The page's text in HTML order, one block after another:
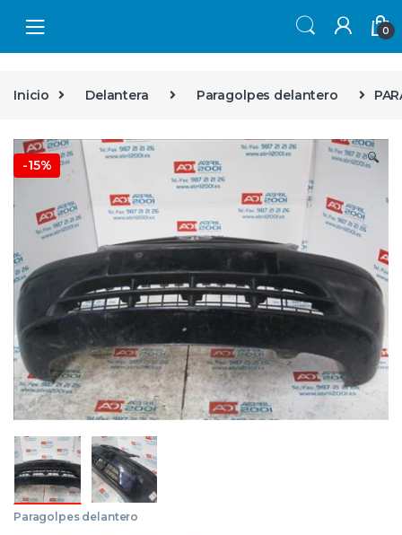
0
Inicio Delantera Paragolpes delantero
-15% 🔍
Paragolpes delantero